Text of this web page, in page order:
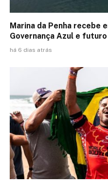
Marina da Penha recebe
Governança Azul e
há 6 dias atrás